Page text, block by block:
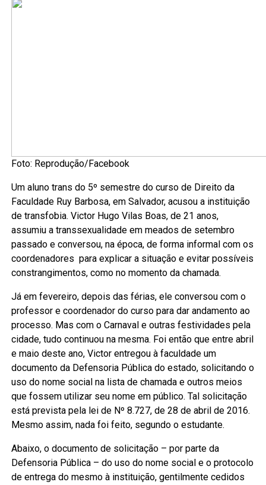
Foto: Reprodução/Facebook
Um aluno trans do 5º semestre do curso de Direito da
Faculdade Ruy Barbosa, em Salvador, acusou a instituição
de transfobia. Victor Hugo Vilas Boas, de 21 anos,
assumiu a transsexualidade em meados de setembro
passado e conversou, na época, de forma informal com os
coordenadores para explicar a situação e evitar possíveis
constrangimentos, como no momento da chamada.
Já em fevereiro, depois das férias, ele conversou com o
professor e coordenador do curso para dar andamento ao
processo. Mas com o Carnaval e outras festividades pela
cidade, tudo continuou na mesma. Foi então que entre abril
e maio deste ano, Victor entregou à faculdade um
documento da Defensoria Pública do estado, solicitando o
uso do nome social na lista de chamada e outros meios
que fossem utilizar seu nome em público. Tal solicitação
está prevista pela lei de Nº 8.727, de 28 de abril de 2016.
Mesmo assim, nada foi feito, segundo o estudante.
Abaixo, o documento de solicitação – por parte da
Defensoria Pública – do uso do nome social e o protocolo
de entrega do mesmo à instituição, gentilmente cedidos